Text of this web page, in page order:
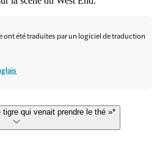
ont été traduites par un logiciel de traduction
tigre qui venait prendre le thé »*